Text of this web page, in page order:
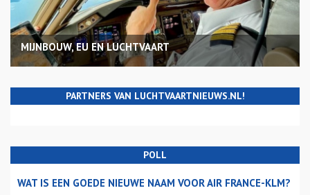
MIJNBOUW, EU EN LUCHTVAART
PARTNERS VAN LUCHTVAARTNIEUWS.NL!
POLL
WAT IS EEN GOEDE NIEUWE NAAM VOOR AIR FRANCE-KLM?